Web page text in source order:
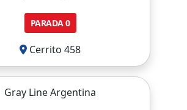
PARADA0
Cerrito 458
Gray Line Argentina